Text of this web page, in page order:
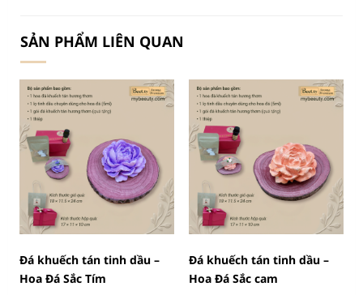
SẢN PHẨM LIÊN QUAN
Đá khuếch tán tinh dầu –
Hoa Đá Sắc Tím
Đá khuếch tán tinh dầu –
Hoa Đá Sắc cam